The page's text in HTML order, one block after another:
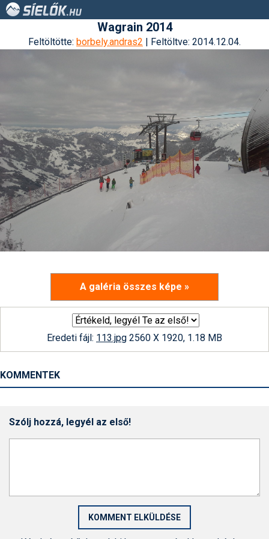
Wagrain 2014
Feltöltötte: borbely.andras2 | Feltöltve: 2014.12.04.
A galéria összes képe »
Eredeti fájl: 113.jpg 2560 X 1920, 1.18 MB
KOMMENTEK
Szólj hozzá, legyél az első!